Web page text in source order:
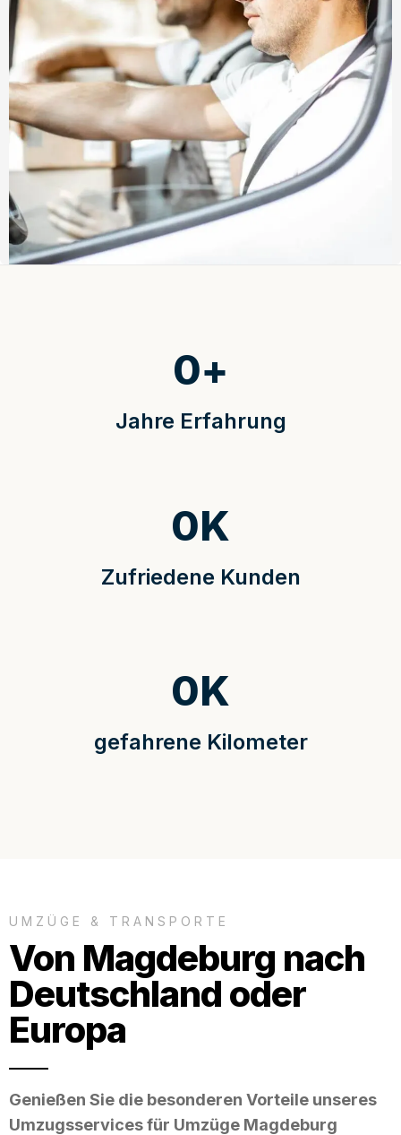
Jahre Erfahrung
0+
Zufriedene Kunden
0K
gefahrene Kilometer
0K
UMZÜGE & TRANSPORTE
Von Magdeburg nach
Deutschland oder
Europa
Genießen Sie die besonderen Vorteile unseres
Umzugsservices für Umzüge Magdeburg